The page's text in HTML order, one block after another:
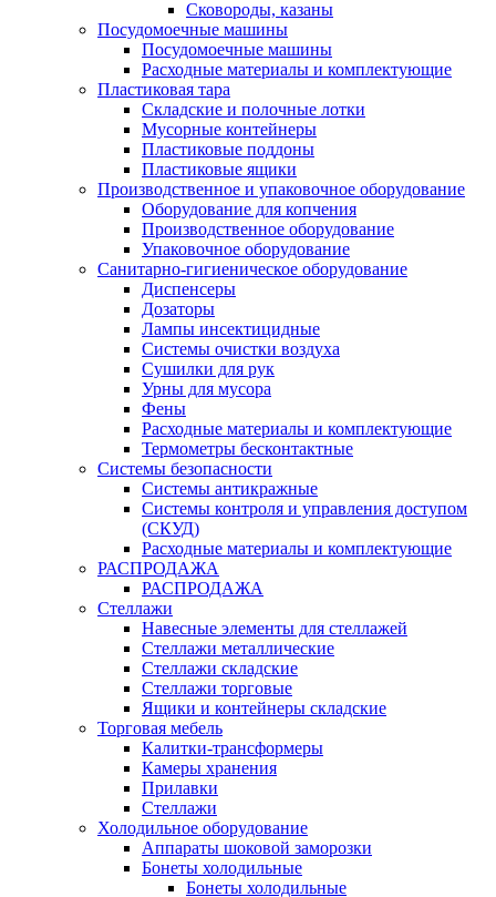
Сковороды, казаны
Посудомоечные машины
Посудомоечные машины
Расходные материалы и комплектующие
Пластиковая тара
Складские и полочные лотки
Мусорные контейнеры
Пластиковые поддоны
Пластиковые ящики
Производственное и упаковочное оборудование
Оборудование для копчения
Производственное оборудование
Упаковочное оборудование
Санитарно-гигиеническое оборудование
Диспенсеры
Дозаторы
Лампы инсектицидные
Системы очистки воздуха
Сушилки для рук
Урны для мусора
Фены
Расходные материалы и комплектующие
Термометры бесконтактные
Системы безопасности
Системы антикражные
Системы контроля и управления доступом
(СКУД)
Расходные материалы и комплектующие
РАСПРОДАЖА
РАСПРОДАЖА
Стеллажи
Навесные элементы для стеллажей
Стеллажи металлические
Стеллажи складские
Стеллажи торговые
Ящики и контейнеры складские
Торговая мебель
Калитки-трансформеры
Камеры хранения
Прилавки
Стеллажи
Холодильное оборудование
Аппараты шоковой заморозки
Бонеты холодильные
Бонеты холодильные